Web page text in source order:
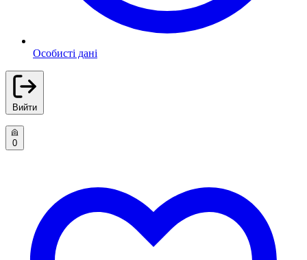
Особисті дані
Вийти
0